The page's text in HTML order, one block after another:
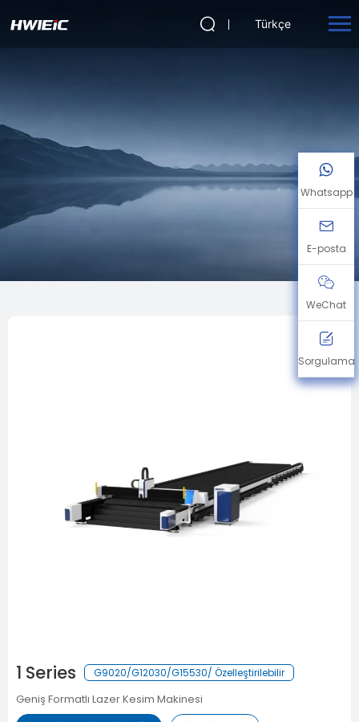
Türkçe
1 Series G9020/G12030/G15530/ Özelleştirilebilir
Geniş Formatlı Lazer Kesim Makinesi
Whatsapp
E-posta
WeChat
Sorgulama